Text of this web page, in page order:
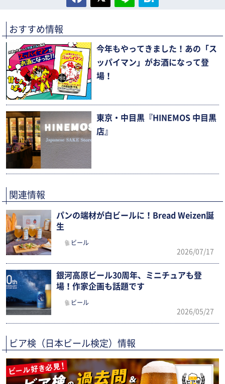
おすすめ情報
今年もやってきました！あの「ス
ッパイマン」がお酒になって登
場！
東京・中目黒『HINEMOS 中目黒
店』
関連情報
パンの端材が白ビールに！Bread Weizen誕
生
ビール
2026/07/17
銀河高原ビール30周年、ミニチュアも登
場！作家企画も話題です
ビール
2026/05/27
ビア検（日本ビール検定）情報